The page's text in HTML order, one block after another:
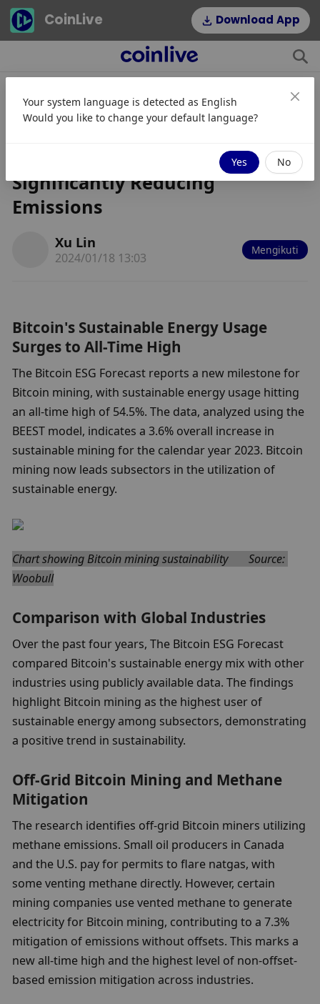
CoinLive Download App
Record-Breaking Achievement:
Sustainable Energy Usage,
Significantly Reducing
Emissions
Xu Lin
2024/01/18 13:03
Mengikuti
Bitcoin's Sustainable Energy Usage
Surges to All-Time High
The Bitcoin ESG Forecast reports a new milestone for
Bitcoin mining, with sustainable energy usage hitting
an all-time high of 54.5%. The data, analyzed using the
BEEST model, indicates a 3.6% overall increase in
sustainable mining for the calendar year 2023. Bitcoin
mining now leads subsectors in the utilization of
sustainable energy.
Chart showing Bitcoin mining sustainability       Source:
Woobull
Comparison with Global Industries
Over the past four years, The Bitcoin ESG Forecast
compared Bitcoin's sustainable energy mix with other
industries using publicly available data. The findings
highlight Bitcoin mining as the highest user of
sustainable energy among subsectors, demonstrating
a positive trend in sustainability.
Off-Grid Bitcoin Mining and Methane
Mitigation
The research identifies off-grid Bitcoin miners utilizing
methane emissions. Small oil producers in Canada
and the U.S. pay for permits to flare natgas, with
some venting methane directly. However, certain
mining companies use vented methane to generate
electricity for Bitcoin mining, contributing to a 7.3%
mitigation of emissions without offsets. This marks a
new all-time high and the highest level of non-offset-
based emission mitigation across industries.
Your system language is detected as English
Would you like to change your default language?
Yes No